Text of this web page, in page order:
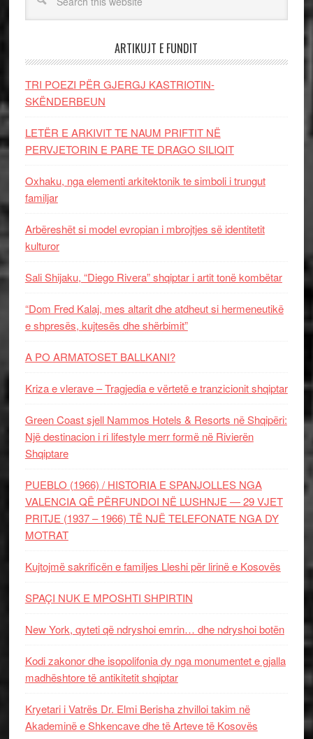
ARTIKUJT E FUNDIT
TRI POEZI PËR GJERGJ KASTRIOTIN-
SKËNDERBEUN
LETËR E ARKIVIT TE NAUM PRIFTIT NË
PERVJETORIN E PARE TE DRAGO SILIQIT
Oxhaku, nga elementi arkitektonik te simboli i trungut
familjar
Arbëreshët si model evropian i mbrojtjes së identitetit
kulturor
Sali Shijaku, “Diego Rivera” shqiptar i artit tonë kombëtar
“Dom Fred Kalaj, mes altarit dhe atdheut si hermeneutikë
e shpresës, kujtesës dhe shërbimit”
A PO ARMATOSET BALLKANI?
Kriza e vlerave – Tragjedia e vërtetë e tranzicionit shqiptar
Green Coast sjell Nammos Hotels & Resorts në Shqipëri:
Një destinacion i ri lifestyle merr formë në Rivierën
Shqiptare
PUEBLO (1966) / HISTORIA E SPANJOLLES NGA
VALENCIA QË PËRFUNDOI NË LUSHNJE — 29 VJET
PRITJE (1937 – 1966) TË NJË TELEFONATE NGA DY
MOTRAT
Kujtojmë sakrificën e familjes Lleshi për lirinë e Kosovës
SPAÇI NUK E MPOSHTI SHPIRTIN
New York, qyteti që ndryshoi emrin… dhe ndryshoi botën
Kodi zakonor dhe isopolifonia dy nga monumentet e gjalla
madhështore të antikitetit shqiptar
Kryetari i Vatrës Dr. Elmi Berisha zhvilloi takim në
Akademinë e Shkencave dhe të Arteve të Kosovës